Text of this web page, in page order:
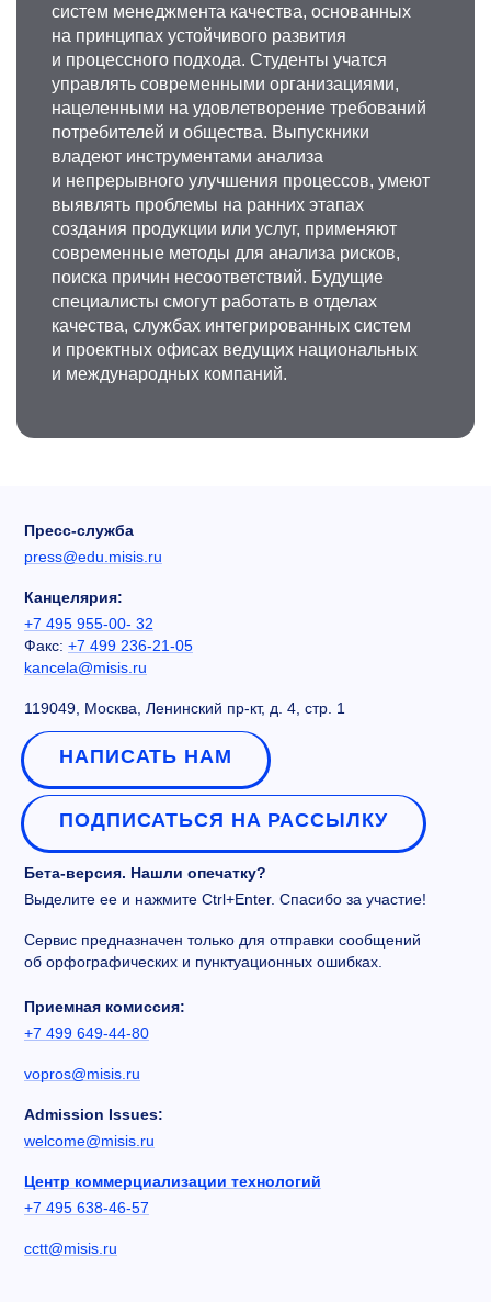
систем менеджмента качества, основанных
на принципах устойчивого развития
и процессного подхода. Студенты учатся
управлять современными организациями,
нацеленными на удовлетворение требований
потребителей и общества. Выпускники
владеют инструментами анализа
и непрерывного улучшения процессов, умеют
выявлять проблемы на ранних этапах
создания продукции или услуг, применяют
современные методы для анализа рисков,
поиска причин несоответствий. Будущие
специалисты смогут работать в отделах
качества, службах интегрированных систем
и проектных офисах ведущих национальных
и международных компаний.
Пресс-служба
press@edu.misis.ru
Канцелярия:
+7 495 955-00- 32
Факс: +7 499 236-21-05
kancela@misis.ru
119049, Москва, Ленинский пр-кт, д. 4, стр. 1
НАПИСАТЬ НАМ
ПОДПИСАТЬСЯ НА РАССЫЛКУ
Бета-версия. Нашли опечатку?
Выделите ее и нажмите Ctrl+Enter. Спасибо за участие!
Сервис предназначен только для отправки сообщений
об орфографических и пунктуационных ошибках.
Приемная комиссия:
+7 499 649-44-80
vopros@misis.ru
Admission Issues:
welcome@misis.ru
Центр коммерциализации технологий
+7 495 638-46-57
cctt@misis.ru